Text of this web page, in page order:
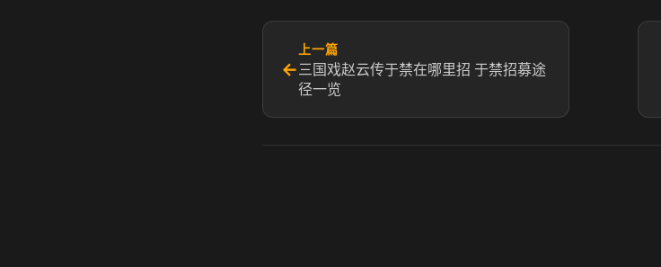
←
上一篇
三国戏赵云传于禁在哪里招 于禁招募途
径一览